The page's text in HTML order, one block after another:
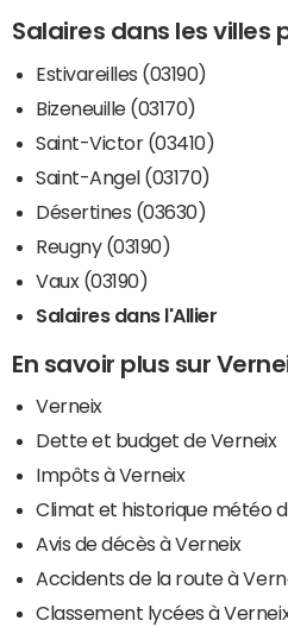
Salaires dans les villes
Estivareilles (03190)
Bizeneuille (03170)
Saint-Victor (03410)
Saint-Angel (03170)
Désertines (03630)
Reugny (03190)
Vaux (03190)
Salaires dans l'Allier
En savoir plus sur
Verneix
Dette et budget de Verneix
Impôts à Verneix
Climat et historique météo
Avis de décès à Verneix
Accidents de la route à
Classement lycées à